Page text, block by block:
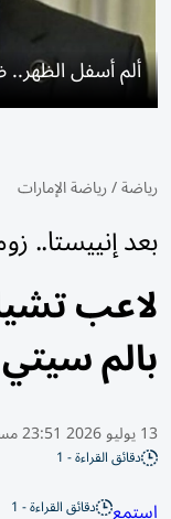
ألم أسفل
رياضة/رياضة الإمارات
بعد إنييستا..
لاعب
بالم سيتي
13 يوليو 2026 23:51 مساء
دقائق القراءة - 1
دقائق القراءة - 1